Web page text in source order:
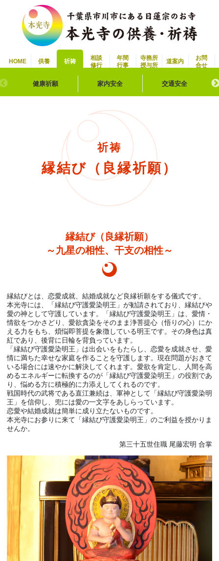
HOME 供養 祈祷
相談
修行
年間
行事
寺務所
授与所
道案内
お問
合せ
健康祈願 家内安全 交通安全
祈祷
縁結び（良縁祈願）
縁結び（良縁祈願）
～九星の相性、干支の相性～
縁結びとは、恋愛成就、結婚成就など良縁祈願をする儀式です。
本光寺には、「縁結び守護愛染明王」が勧請されており、縁結びや
愛の神として守護しています。「縁結び守護愛染明王」は、愛情・
情欲をつかさどり、愛欲貪染をそのまま浄菩提心（悟りの心）にか
える力をもち、煩悩即菩提を象徴している明王です。その身色は真
紅であり、後背に日輪を背負っています。
「縁結び守護愛染明王」は出会いをもたらし、恋愛を成就させ、愛
情に満ちた幸せな家庭を作ることを守護します。現在問題がおきて
いる場合には速やかに解決してくれます。愛欲を肯定し、人間を高
めるエネルギーに転換するのが「縁結び守護愛染明王」の役割であ
り、悩める方に積極的に力添えしてくれるのです。
戦国時代の武将である直江兼続は、軍神として「縁結び守護愛染明
王」を信仰し、兜には愛の一文字をあしらっています。
恋愛や結婚成就は簡単に成り立たないものです。
本光寺にお参りに来て「縁結び守護愛染明王」のご利益を授かりま
せんか。
第三十五世住職 尾藤宏明 合掌